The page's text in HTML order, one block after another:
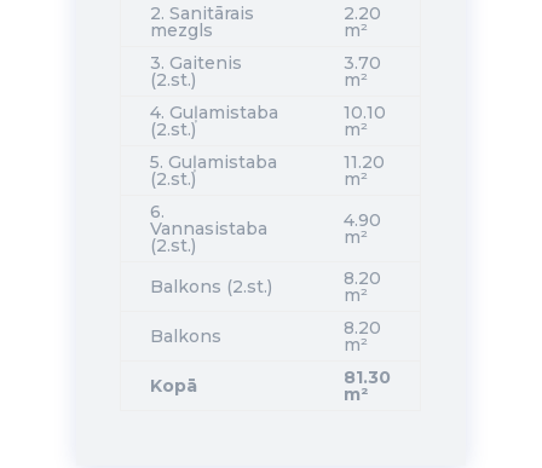
2. Sanitārais
mezgls
2.20
m²
3. Gaitenis
(2.st.)
3.70
m²
4. Guļamistaba
(2.st.)
10.10
m²
5. Guļamistaba
(2.st.)
11.20
m²
6.
Vannasistaba
(2.st.)
4.90
m²
Balkons (2.st.) 8.20
m²
Balkons
8.20
m²
Kopā
81.30
m²